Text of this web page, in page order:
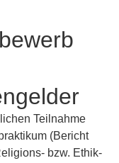
Teilnahme
(Bericht
bzw. Ethik-